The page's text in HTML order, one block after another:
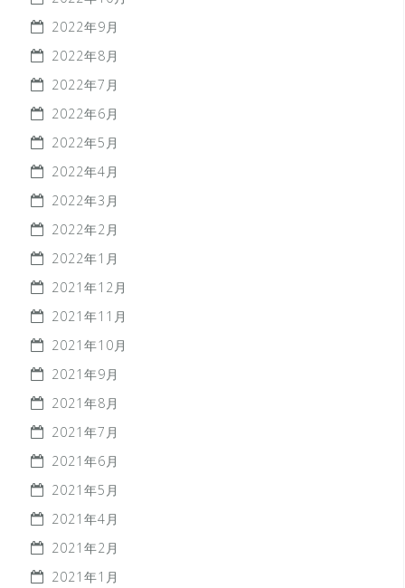
2022年9月
2022年8月
2022年7月
2022年6月
2022年5月
2022年4月
2022年3月
2022年2月
2022年1月
2021年12月
2021年11月
2021年10月
2021年9月
2021年8月
2021年7月
2021年6月
2021年5月
2021年4月
2021年2月
2021年1月